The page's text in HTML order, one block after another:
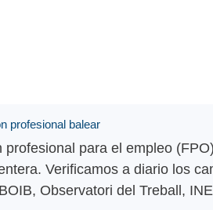
profesional balear
para el empleo
Verificamos a diario los
Observatori del Treball,